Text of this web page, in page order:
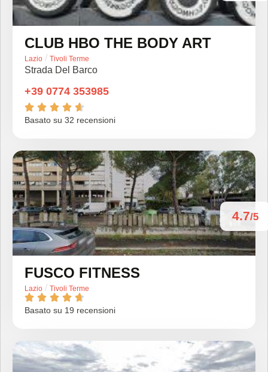
CLUB HBO THE BODY ART
Lazio / Tivoli Terme
Strada Del Barco
+39 0774 353985
    
Basato su 32 recensioni
4.7/5
FUSCO FITNESS
Lazio / Tivoli Terme
    
Basato su 19 recensioni